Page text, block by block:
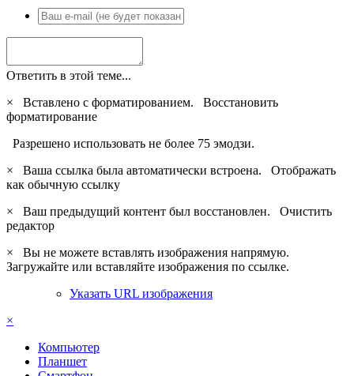
Ответить в этой теме...
×
Вставлено с форматированием. Восстановить
форматирование
Разрешено использовать не более 75 эмодзи.
×
Ваша ссылка была автоматически встроена. Отображать
как обычную ссылку
×
Ваш предыдущий контент был восстановлен. Очистить
редактор
×
Вы не можете вставлять изображения напрямую.
Загружайте или вставляйте изображения по ссылке.
Указать URL изображения
×
Компьютер
Планшет